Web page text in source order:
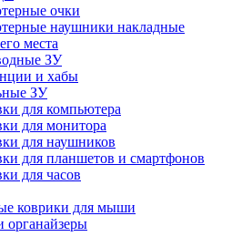
очки
наушники накладные
места
ЗУ
и хабы
ЗУ
для компьютера
для монитора
для наушников
для планшетов и смартфонов
для часов
коврики для мыши
органайзеры